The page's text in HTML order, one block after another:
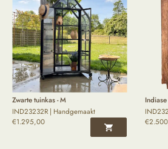
Zwarte tuinkas - M
IND23232R | Handgemaakt
€1.295,00
€